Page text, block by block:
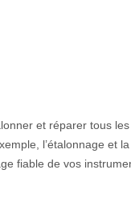
et réparer tous
l’étalonnage et
fiable de vos